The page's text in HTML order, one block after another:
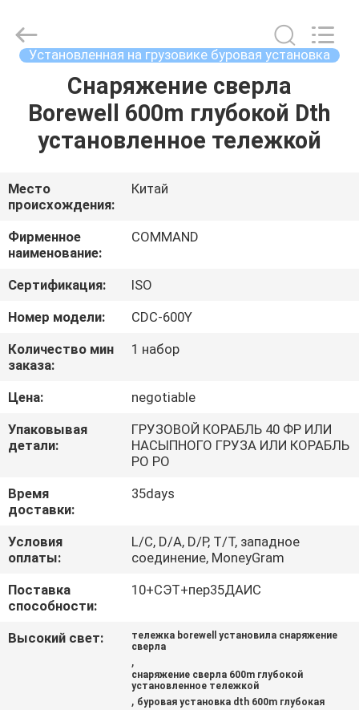
ПРОДУКТЫ
О
НАС
ПУТЕШЕСТВИЕ
ФАБРИКИ
ПРОВЕРКА
КАЧЕСТВА
СВЯЖИТЕСЬ
МЫ
СПРОСИТЕ
КАРТА
САЙТА
Rights
Reserved.
Developed
Установленная на грузовике буровая установка
Снаряжение сверла
Borewell 600m глубокой Dth
установленное тележкой
Место
происхождения:
Китай
Фирменное
наименование:
COMMAND
Сертификация:
ISO
Номер модели:
CDC-600Y
Количество мин
заказа:
1 набор
Цена:
negotiable
Упаковывая
детали:
ГРУЗОВОЙ КОРАБЛЬ 40 ФР ИЛИ
НАСЫПНОГО ГРУЗА ИЛИ КОРАБЛЬ
РО РО
Время
доставки:
35days
Условия
оплаты:
L/C, D/A, D/P, T/T, западное
соединение, MoneyGram
Поставка
способности:
10+СЭТ+пер35ДАИС
Высокий свет:
тележка borewell установила снаряжение
сверла
,
снаряжение сверла 600m глубокой
установленное тележкой
, буровая установка dth 600m глубокая